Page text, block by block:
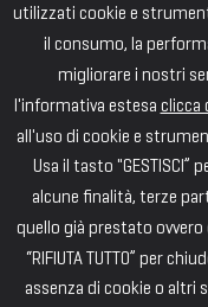
utilizzati cookie e
il consumo, la
migliorare i nostri
l'informativa estesa clicca
all'uso di cookie e
Usa il tasto
alcune finalità, terze
quello già prestato
“RIFIUTA TUTTO” per
assenza di cookie o altri